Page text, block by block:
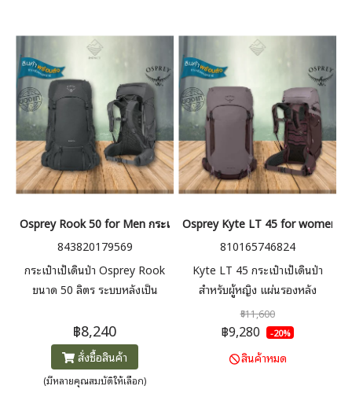
Osprey Rook 50 for Men กระเป๋าเป้เดินป่าผู้ชาย 50 ลิตร
843820179569
กระเป๋าเป้เดินป่า Osprey Rook
ขนาด 50 ลิตร ระบบหลังเป็น
ออกแบบที่น้ำหนักเบาและวัสดุ
คุณภาพสูง โครงสร้าง
LightWire™ กระจายน้ำหนักไปยัง
เข็มขัดคาดเอว ช่วยลดแรงกดที่
฿8,240
สั่งซื้อสินค้า
(มีหลายคุณสมบัติให้เลือก)
Osprey Kyte LT 45 for women ก
810165746824
Kyte LT 45 กระเป๋าเป้เดินป่า
สำหรับผู้หญิง แผ่นรองหลัง
AirScape™ ให้ความนุ่มสบายแนบ
กับลำตัว และสามารถปรับความยาว
ให้พอดีกับลำตัว มี Raincover มา
ให้ในตัว
฿11,600
฿9,280 -20%
สินค้าหมด